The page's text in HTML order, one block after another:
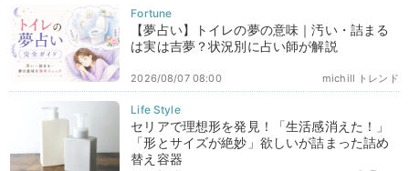
【夢占い】トイレの夢の意味｜汚い・詰まる
は実は吉夢？状況別に占い師が解説
michill トレンド
2026/08/07 08:00
セリアで理想形を発見！「生活感消えた！」
「形とサイズが絶妙」欲しいが詰まった詰め
替え容器